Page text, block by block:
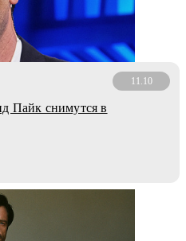
11.10
Пайк снимутся в